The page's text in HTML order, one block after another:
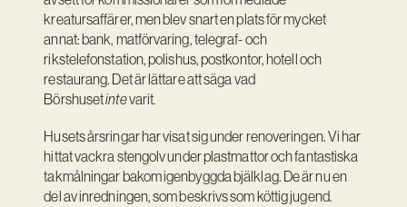
kreatursaffärer, men blev snart en plats för mycket
annat: bank, matförvaring, telegraf- och
rikstelefonstation, polishus, postkontor, hotell och
restaurang. Det är lättare att säga vad
Börshusetintevarit.
Husets årsringar har visat sig under renoveringen. Vi har
hittat vackra stengolv under plastmattor och fantastiska
takmålningar bakom igenbyggda bjälklag. De är nu en
del av inredningen, som beskrivs som köttig jugend.